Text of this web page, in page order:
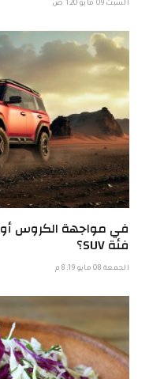
السبت 09 مايو 1:20 ص
في مواجهة الكروس
فئة SUV؟
الجمعة 08 مايو 8:19 م